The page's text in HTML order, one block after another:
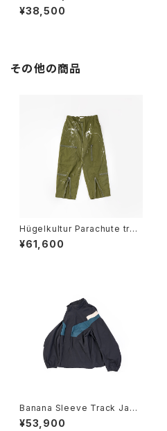
¥38,500
その他の商品
Hügelkultur Parachute trou
seres size4
¥61,600
Banana Sleeve Track Jack
et
¥53,900